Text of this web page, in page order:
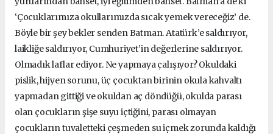
‘Çocuklarımıza okullarımızda sıcak yemek vereceğiz’ de.
Böyle bir şey bekler senden Batman. Atatürk’e saldırıyor,
laikliğe saldırıyor, Cumhuriyet’in değerlerine saldırıyor.
Olmadık laflar ediyor. Ne yapmaya çalışıyor? Okuldaki
pislik, hijyen sorunu, üç çocuktan birinin okula kahvaltı
yapmadan gittiği ve okuldan aç döndüğü, okulda parası
olan çocukların şişe suyu içtiğini, parası olmayan
çocukların tuvaletteki çeşmeden su içmek zorunda kaldığı